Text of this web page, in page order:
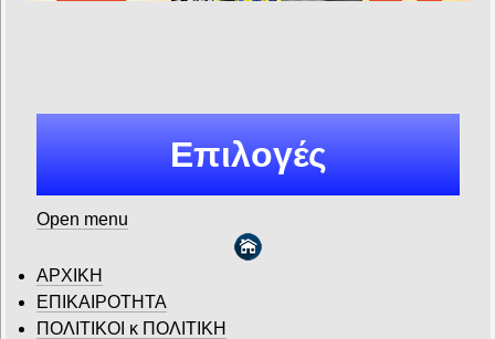
Επιλογές
Open menu
ΑΡΧΙΚΗ
ΕΠΙΚΑΙΡΟΤΗΤΑ
ΠΟΛΙΤΙΚΟΙ κ ΠΟΛΙΤΙΚΗ